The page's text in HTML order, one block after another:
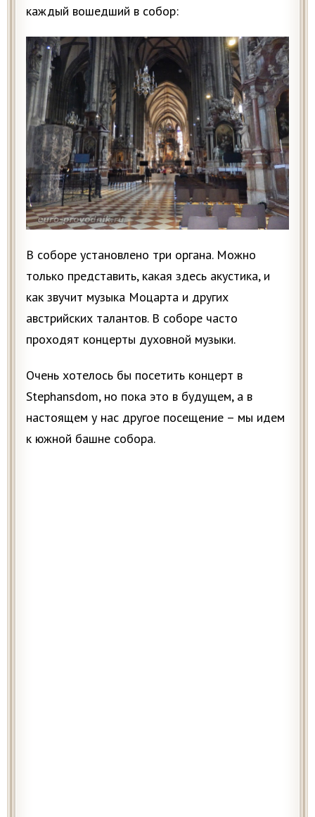
каждый вошедший в собор:
В соборе установлено три органа. Можно
только представить, какая здесь акустика, и
как звучит музыка Моцарта и других
австрийских талантов. В соборе часто
проходят концерты духовной музыки.
Очень хотелось бы посетить концерт в
Stephansdom, но пока это в будущем, а в
настоящем у нас другое посещение – мы идем
к южной башне собора.